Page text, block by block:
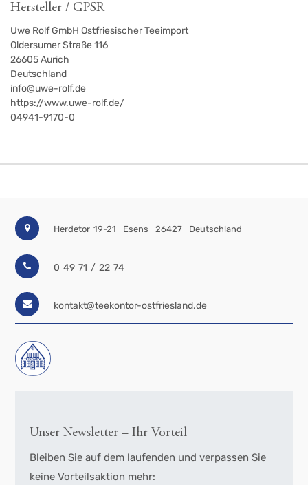
Hersteller / GPSR
Uwe Rolf GmbH Ostfriesischer Teeimport
Oldersumer Straße 116
26605Aurich
Deutschland
info@uwe-rolf.de
https://www.uwe-rolf.de/
04941-9170-0
Herdetor 19-21 Esens 26427 Deutschland
0 49 71 / 22 74
kontakt@teekontor-ostfriesland.de
Unser Newsletter – Ihr Vorteil
Bleiben Sie auf dem laufenden und verpassen Sie
keine Vorteilsaktion mehr: